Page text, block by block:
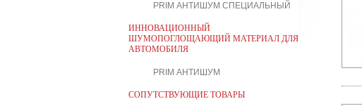
PRIM АНТИШУМ СПЕЦИАЛЬНЫЙ
ИННОВАЦИОННЫЙ
ШУМОПОГЛОЩАЮЩИЙ МАТЕРИАЛ ДЛЯ
АВТОМОБИЛЯ
PRIM АНТИШУМ
СОПУТСТВУЮЩИЕ ТОВАРЫ